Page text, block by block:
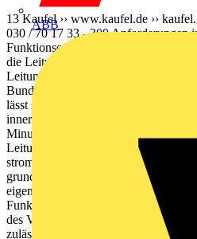
ABB
13 Kaufel ›› www.kaufel.de ››
030 / 70 17 33 - 300 Anforderungen
Funktionserhalt für Vertei- ler von
die Leitungsanla- ge werden in der
Leitungsanlagen-Richtlinie) bzw. den
Bundesländer übernommenen LAR
lässt sich – vereinfacht formuliert – so
innerhalb eines Brandabschnitts darf
Minuten nicht zum Ausfall in einem
Leitungsverlegung vom
stromversorgung (SVHV) zum
grundsätzlich in Funktionserhalt
eigenen, für andere Zwecke nicht
Funktionserhalt unterzubringen.
des Verteilers mit Bau- teilen aus
zulässig, die den Funktionserhalt